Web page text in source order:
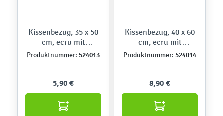
Kissenbezug, 35 x 50
cm, ecru mit
Hündchen
Produktnummer: 524013
5,90 €
Kissenbezug, 40 x 60
cm, ecru mit
Hündchen
Produktnummer: 524014
8,90 €